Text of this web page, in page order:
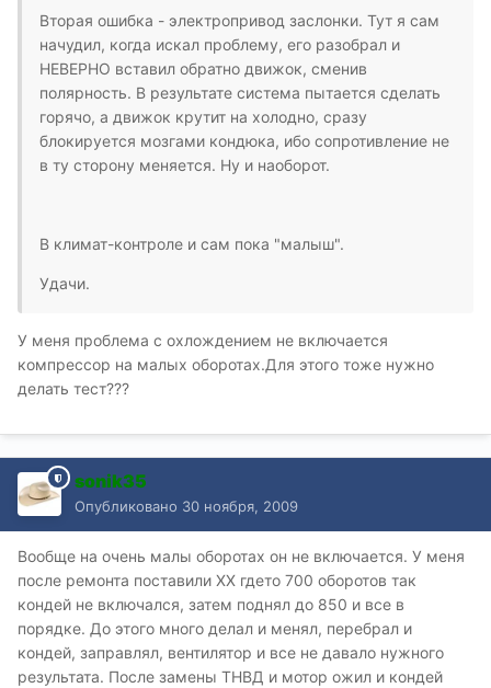
Вторая ошибка - электропривод заслонки. Тут я сам
начудил, когда искал проблему, его разобрал и
НЕВЕРНО вставил обратно движок, сменив
полярность. В результате система пытается сделать
горячо, а движок крутит на холодно, сразу
блокируется мозгами кондюка, ибо сопротивление не
в ту сторону меняется. Ну и наоборот.
В климат-контроле и сам пока "малыш".
Удачи.
У меня проблема с охлождением не включается
компрессор на малых оборотах.Для этого тоже нужно
делать тест???
sonik35
Опубликовано 30 ноября, 2009
Вообще на очень малы оборотах он не включается. У меня
после ремонта поставили ХХ гдето 700 оборотов так
кондей не включался, затем поднял до 850 и все в
порядке. До этого много делал и менял, перебрал и
кондей, заправлял, вентилятор и все не давало нужного
результата. После замены ТНВД и мотор ожил и кондей